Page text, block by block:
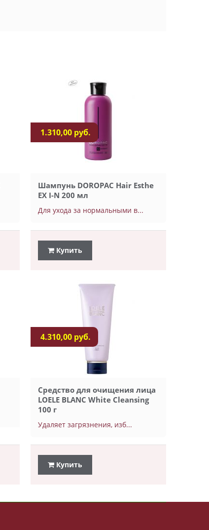
1.310,00 руб.
Шампунь DOROPAC Hair Esthe
EX I-N 200 мл
Для ухода за нормальными в...
Купить
4.310,00 руб.
Средство для очищения лица
LOELE BLANC White Cleansing
100 г
Удаляет загрязнения, изб...
Купить